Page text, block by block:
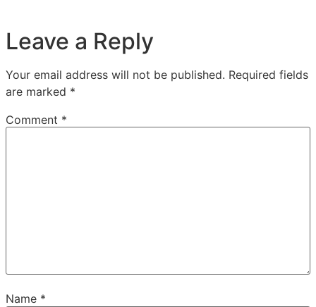
Leave a Reply
Your email address will not be published. Required fields
are marked *
Comment *
Name *